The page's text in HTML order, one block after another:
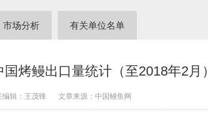
市场分析 有关单位名单
烤鳗出口量统计（至2018年2月）
辑： 王茂锋 文章来源： 中国鳗鱼网